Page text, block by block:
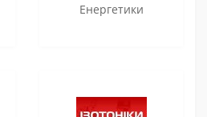
Енергетики